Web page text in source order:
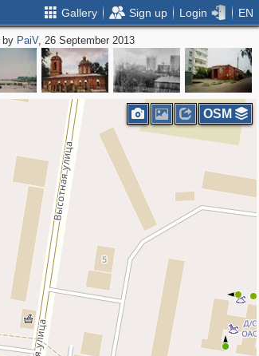
Gallery Sign up Login EN
by PaiV, 26 September 2013
OSM